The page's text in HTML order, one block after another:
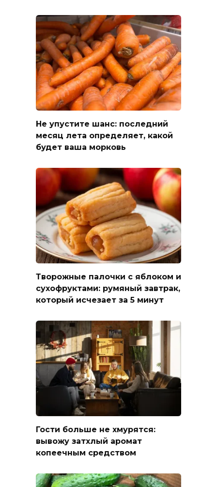
Не упустите шанс: последний
месяц лета определяет, какой
будет ваша морковь
Творожные палочки с яблоком и
сухофруктами: румяный завтрак,
который исчезает за 5 минут
Гости больше не хмурятся:
вывожу затхлый аромат
копеечным средством